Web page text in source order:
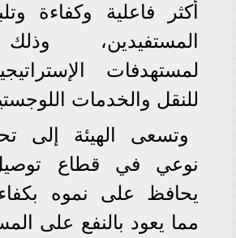
أكثر فاعلية وكفاءة
المستفيدين،
لمستهدفات
للنقل والخدمات
وتسعى الهيئة إلى
نوعي في قطاع
يحافظ على نموه
مما يعود بالنفع على